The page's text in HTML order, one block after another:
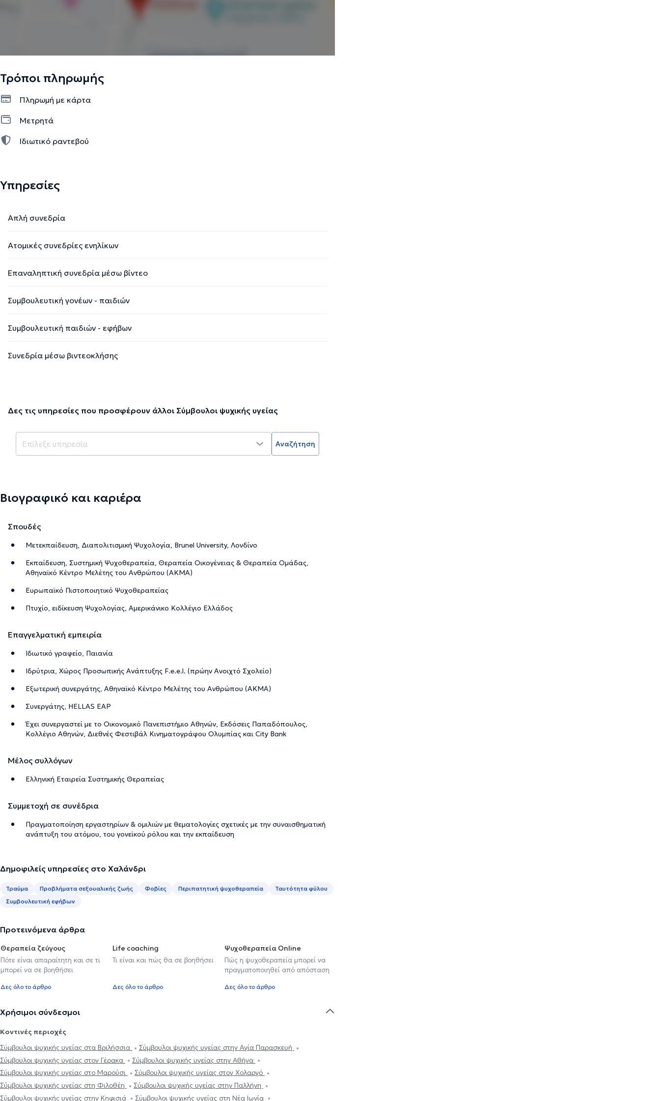
Τρόποι πληρωμής
Πληρωμή με κάρτα
Μετρητά
Ιδιωτικό ραντεβού
Υπηρεσίες
Απλή συνεδρία
Ατομικές συνεδρίες ενηλίκων
Επαναληπτική συνεδρία μέσω βίντεο
Συμβουλευτική γονέων - παιδιών
Συμβουλευτική παιδιών - εφήβων
Συνεδρία μέσω βιντεοκλήσης
Δες τις υπηρεσίες που προσφέρουν άλλοι Σύμβουλοι ψυχικής υγείας
Αναζήτηση
Βιογραφικό και καριέρα
Σπουδές
Μετεκπαίδευση, Διαπολιτισμική Ψυχολογία, Brunel University, Λονδίνο
Εκπαίδευση, Συστημική Ψυχοθεραπεία, Θεραπεία Οικογένειας & Θεραπεία Ομάδας,
Αθηναϊκό Κέντρο Μελέτης του Ανθρώπου (ΑΚΜΑ)
Ευρωπαϊκό Πιστοποιητικό Ψυχοθεραπείας
Πτυχίο, ειδίκευση Ψυχολογίας, Αμερικάνικο Κολλέγιο Ελλάδος
Επαγγελματική εμπειρία
Ιδιωτικό γραφείο, Παιανία
Ιδρύτρια, Χώρος Προσωπικής Ανάπτυξης F.e.e.l. (πρώην Ανοιχτό Σχολείο)
Εξωτερική συνεργάτης, Αθηναϊκό Κέντρο Μελέτης του Ανθρώπου (ΑΚΜΑ)
Συνεργάτης, HELLAS EAP
Έχει συνεργαστεί με το Οικονομικό Πανεπιστήμιο Αθηνών, Εκδόσεις Παπαδόπουλος,
Κολλέγιο Αθηνών, Διεθνές Φεστιβάλ Κινηματογράφου Ολυμπίας και City Bank
Μέλος συλλόγων
Ελληνική Εταιρεία Συστημικής Θεραπείας
Συμμετοχή σε συνέδρια
Πραγματοποίηση εργαστηρίων & ομιλιών με θεματολογίες σχετικές με την συναισθηματική
ανάπτυξη του ατόμου, του γονεϊκού ρόλου και την εκπαίδευση
Δημοφιλείς υπηρεσίες στο Χαλάνδρι
Τραύμα Προβλήματα σεξουαλικής ζωής Φοβίες Περιπατητική ψυχοθεραπεία
Ταυτότητα φύλου
Συμβουλευτική εφήβων
Προτεινόμενα άρθρα
Θεραπεία ζεύγους
Πότε είναι απαραίτητη και σε τι
μπορεί να σε βοηθήσει
Δες όλο το άρθρο
Life coaching
Τι είναι και πώς θα σε βοηθήσει
Δες όλο το άρθρο
Ψυχοθεραπεία Online
Πώς η ψυχοθεραπεία μπορεί να
πραγματοποιηθεί από απόσταση
Δες όλο το άρθρο
Χρήσιμοι σύνδεσμοι
Κοντινές περιοχές
Σύμβουλοι ψυχικής υγείας στα Βριλήσσια
Σύμβουλοι ψυχικής υγείας στην Αγία Παρασκευή
Σύμβουλοι ψυχικής υγείας στον Γέρακα
Σύμβουλοι ψυχικής υγείας στην Αθήνα
Σύμβουλοι ψυχικής υγείας στο Μαρούσι
Σύμβουλοι ψυχικής υγείας στον Χολαργό
Σύμβουλοι ψυχικής υγείας στη Φιλοθέη
Σύμβουλοι ψυχικής υγείας στην Παλλήνη
Σύμβουλοι ψυχικής υγείας στην Κηφισιά
Σύμβουλοι ψυχικής υγείας στη Νέα Ιωνία